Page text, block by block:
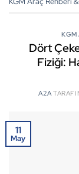
KGM
Dört
Fiziği:
A2A
11
May